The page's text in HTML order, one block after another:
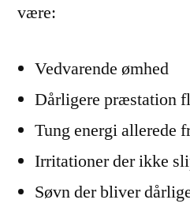
være:
Vedvarende ømhed
Dårligere præstation
Tung energi allerede
Irritationer der ikke
Søvn der bliver